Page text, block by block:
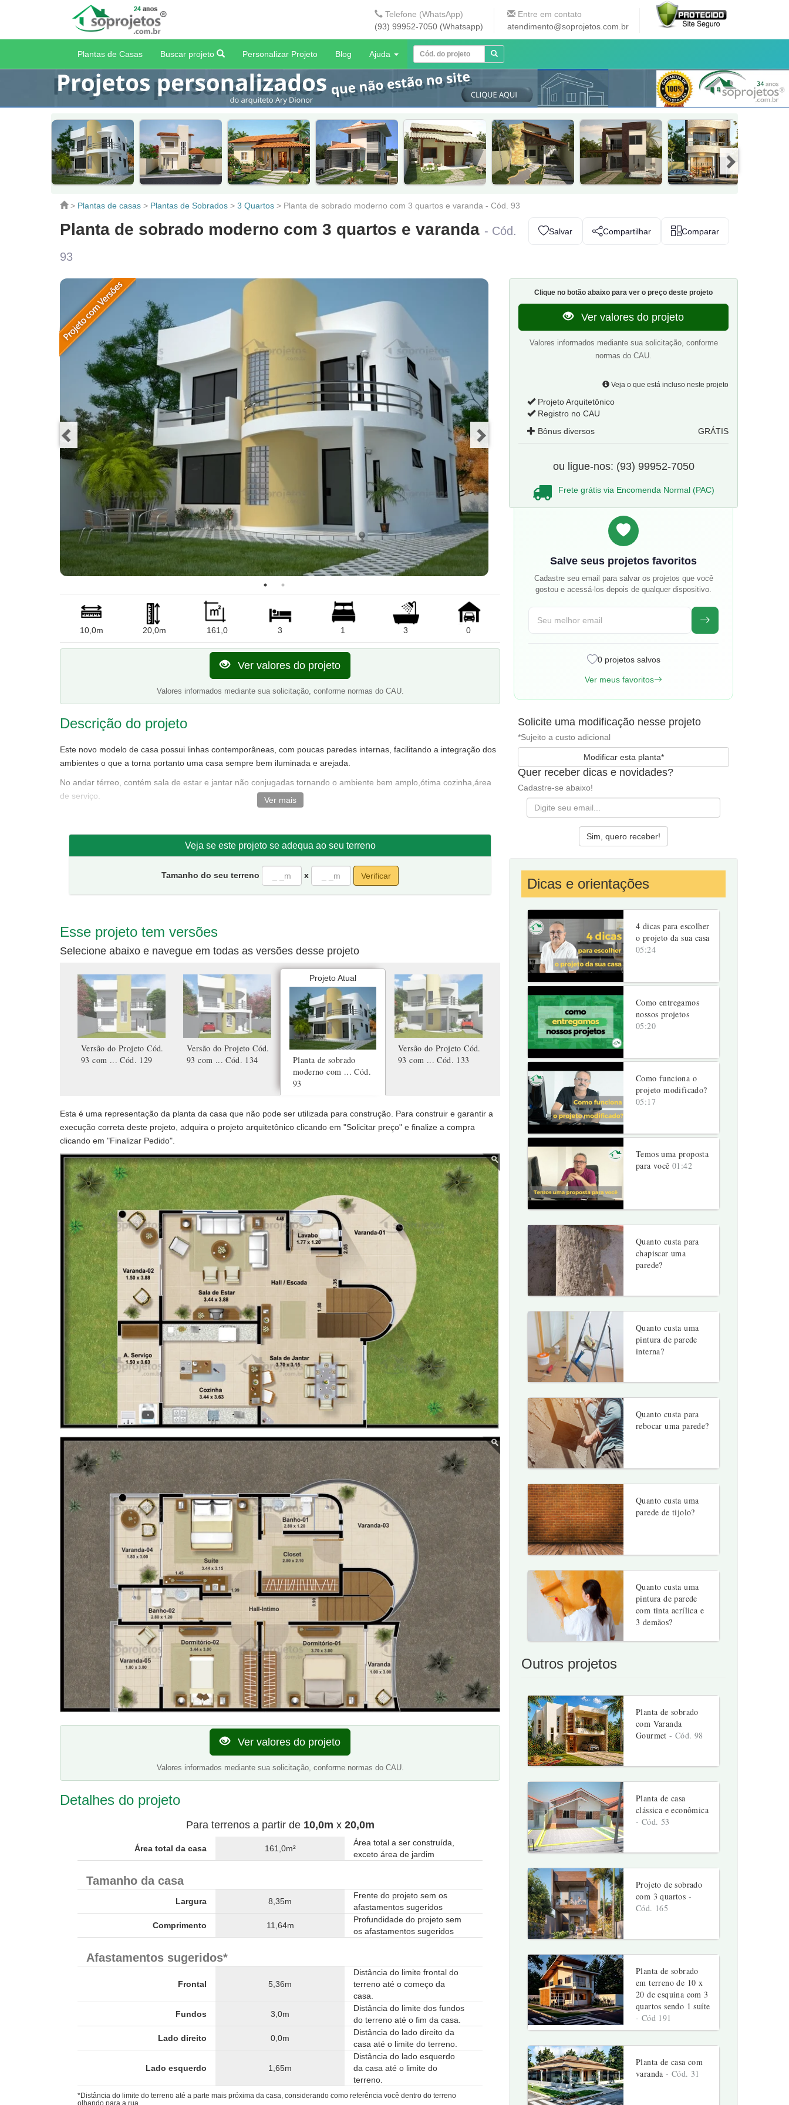
Telefone (WhatsApp)
(93) 99952-7050 (Whatsapp)
Entre em contato
atendimento@soprojetos.com.br
Plantas de Casas Buscar projeto Personalizar Projeto Blog Ajuda
> Plantas de casas > Plantas de Sobrados > 3 Quartos > Planta de sobrado moderno com 3 quartos e varanda - Cód. 93
Planta de sobrado moderno com 3 quartos e varanda - Cód.
93
Salvar Compartilhar Comparar
10,0m 20,0m 161,0 3 1 3 0
Ver valores do projeto
Valores informados mediante sua solicitação, conforme normas do CAU.
Descrição do projeto
Este novo modelo de casa possui linhas contemporâneas, com poucas paredes internas, facilitando a integração dos
ambientes o que a torna portanto uma casa sempre bem iluminada e arejada.
No andar térreo, contém sala de estar e jantar não conjugadas tornando o ambiente bem amplo,ótima cozinha,área
de serviço.
7.9 metros de frente e 11.6 de fundos.
Ver mais
Veja se este projeto se adequa ao seu terreno
Tamanho do seu terreno x Verificar
Esse projeto tem versões
Selecione abaixo e navegue em todas as versões desse projeto
Versão do Projeto Cód.
93 com ...Cód. 129
Versão do Projeto Cód.
93 com ...Cód. 134
Projeto Atual
Planta de sobrado
moderno com ...Cód.
93
Versão do Projeto Cód.
93 com ...Cód. 133
Esta é uma representação da planta da casa que não pode ser utilizada para construção. Para construir e garantir a
execução correta deste projeto, adquira o projeto arquitetônico clicando em "Solicitar preço" e finalize a compra
clicando em "Finalizar Pedido".
Ver valores do projeto
Valores informados mediante sua solicitação, conforme normas do CAU.
Detalhes do projeto
Para terrenos a partir de 10,0m x 20,0m
Área total da casa 161,0m²
Área total a ser construída,
exceto área de jardim
Tamanho da casa
Largura 8,35m
Frente do projeto sem os
afastamentos sugeridos
Comprimento
11,64m
Profundidade do projeto sem
os afastamentos sugeridos
Afastamentos sugeridos*
Frontal 5,36m
Distância do limite frontal do
terreno até o começo da
casa.
Fundos
3,0m
Distância do limite dos fundos
do terreno até o fim da casa.
Lado direito
0,0m
Distância do lado direito da
casa até o limite do terreno.
Lado esquerdo 1,65m
Distância do lado esquerdo
da casa até o limite do
terreno.
*Distância do limite do terreno até a parte mais próxima da casa, considerando como referência você dentro do terreno
olhando para a rua
Clique no botão abaixo para ver o preço deste projeto
Ver valores do projeto
Valores informados mediante sua solicitação, conforme
normas do CAU.
Veja o que está incluso neste projeto
Projeto Arquitetônico
Registro no CAU
Bônus diversos
GRÁTIS
ou ligue-nos: (93) 99952-7050
Frete grátis via Encomenda Normal (PAC)
Salve seus projetos favoritos
Cadastre seu email para salvar os projetos que você
gostou e acessá-los depois de qualquer dispositivo.
0 projetos salvos
Ver meus favoritos
Solicite uma modificação nesse projeto
*Sujeito a custo adicional
Modificar esta planta*
Quer receber dicas e novidades?
Cadastre-se abaixo!
Dicas e orientações
4 dicas para escolher
o projeto da sua casa
05:24
Como entregamos
nossos projetos
05:20
Como funciona o
projeto modificado?
05:17
Temos uma proposta
para você01:42
Quanto custa para
chapiscar uma
parede?
Quanto custa uma
pintura de parede
interna?
Quanto custa para
rebocar uma parede?
Quanto custa uma
parede de tijolo?
Quanto custa uma
pintura de parede
com tinta acrílica e
3 demãos?
Outros projetos
Planta de sobrado
com Varanda
Gourmet- Cód. 98
Planta de casa
clássica e econômica
- Cód. 53
Projeto de sobrado
com 3 quartos -
Cód. 165
Planta de sobrado
em terreno de 10 x
20 de esquina com 3
quartos sendo 1 suíte
- Cód 191
Planta de casa com
varanda- Cód. 31